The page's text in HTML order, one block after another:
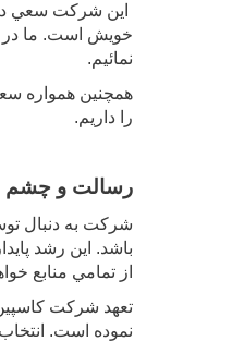
اين شرکت سعي در
خويش است. ما در
نمائيم.
همچنين همواره
را داريم.
رسالت و چشم
شرکت به دنبال
باشد. اين رشد
از تمامي منابع
نموده است.